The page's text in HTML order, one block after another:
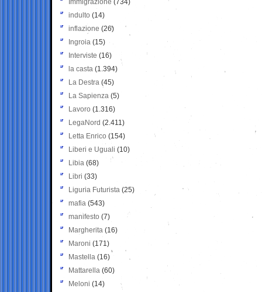
Immigrazione (734)
indulto (14)
inflazione (26)
Ingroia (15)
Interviste (16)
la casta (1.394)
La Destra (45)
La Sapienza (5)
Lavoro (1.316)
LegaNord (2.411)
Letta Enrico (154)
Liberi e Uguali (10)
Libia (68)
Libri (33)
Liguria Futurista (25)
mafia (543)
manifesto (7)
Margherita (16)
Maroni (171)
Mastella (16)
Mattarella (60)
Meloni (14)